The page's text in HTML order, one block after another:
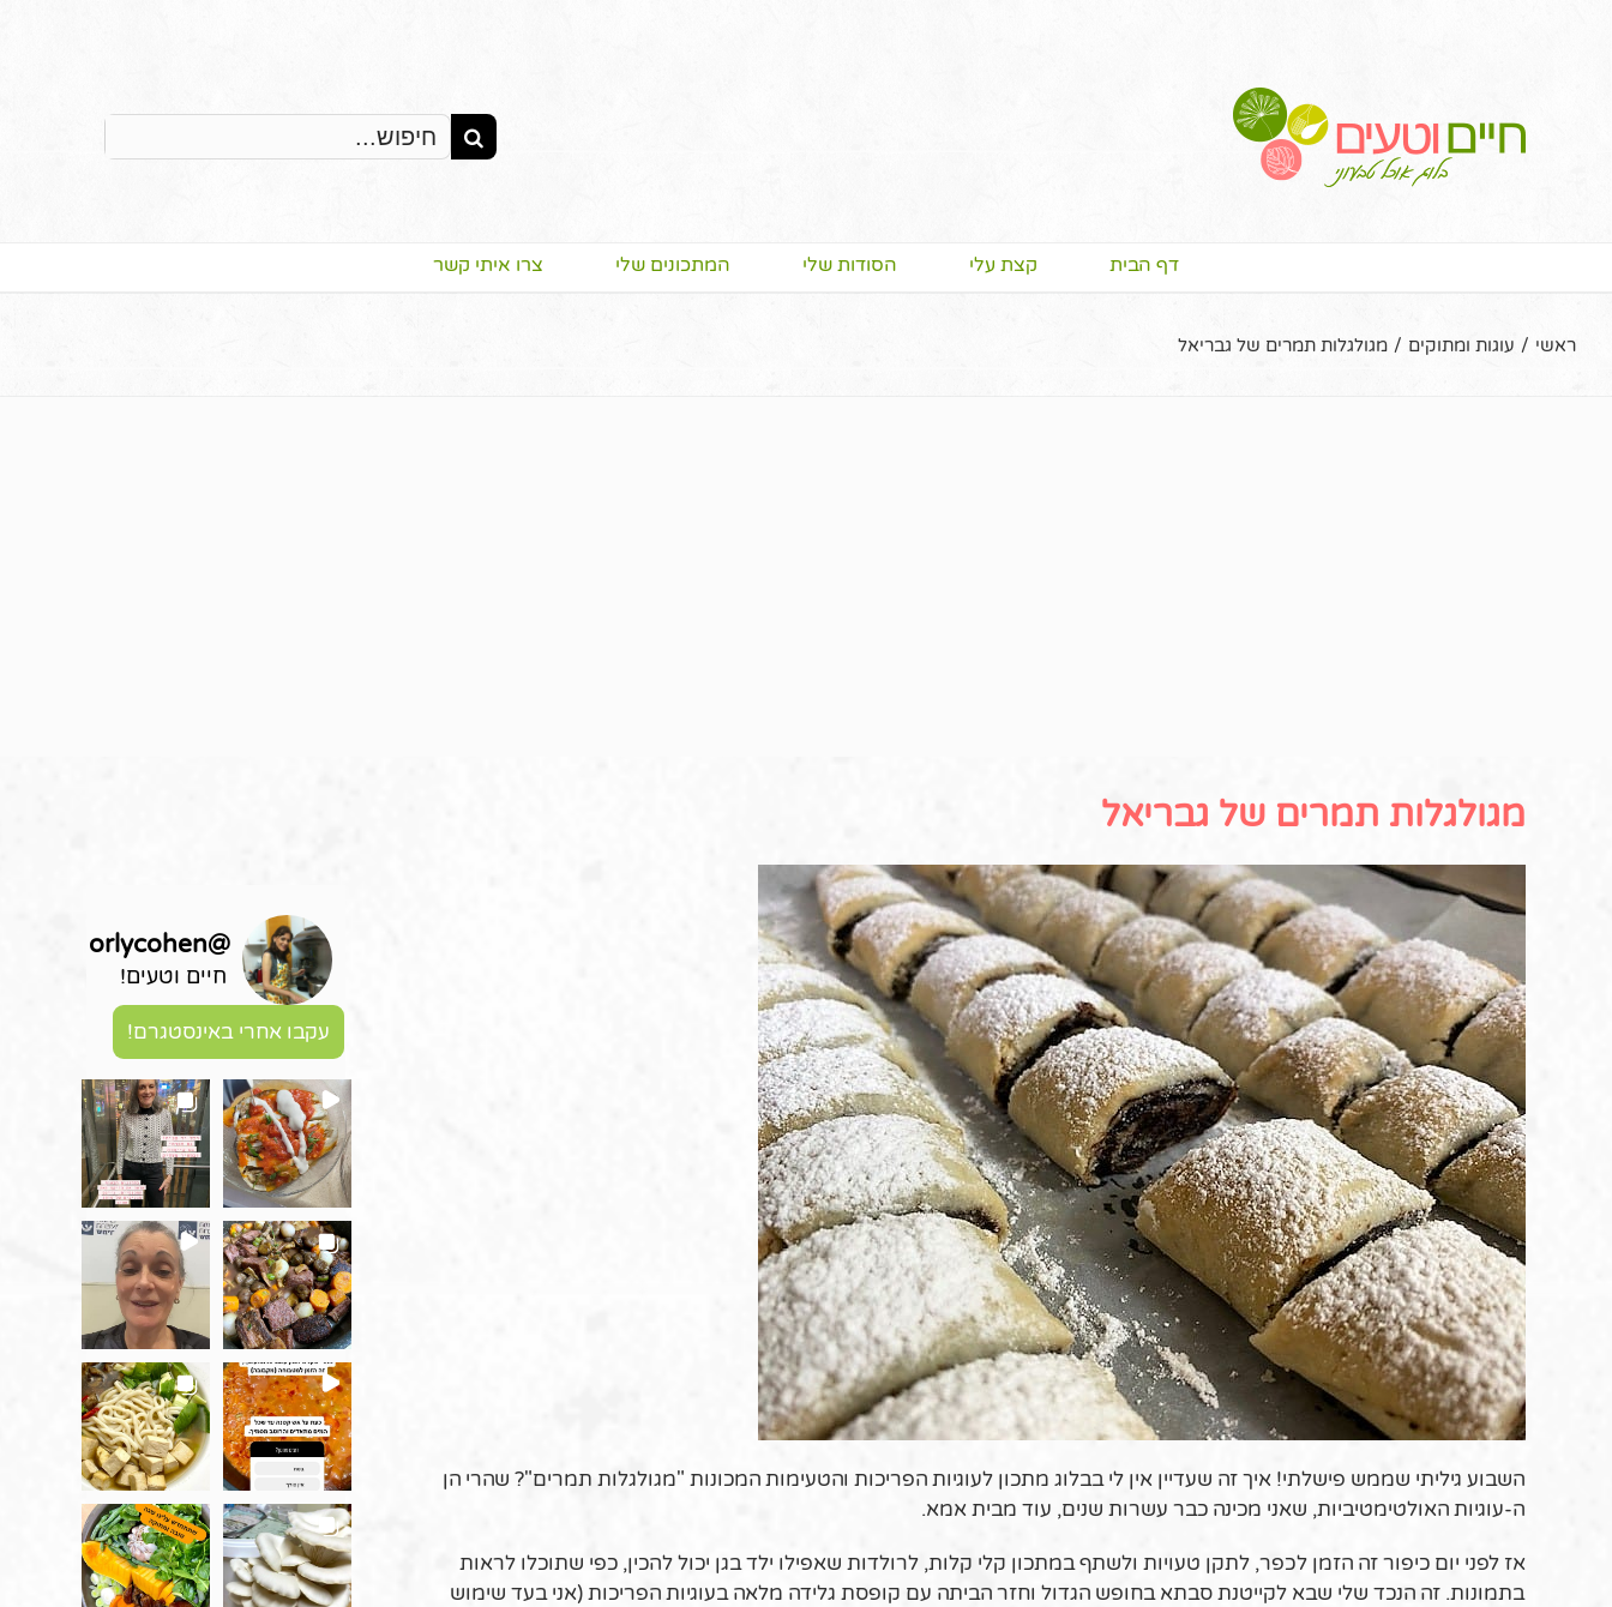
Search
for:
דף הבית קצת עלי הסודות שלי המתכונים שלי צרו איתי קשר
ראשי / עוגות ומתוקים / מגולגלות תמרים של גבריאל
מגולגלות תמרים של גבריאל
השבוע גיליתי שממש פישלתי! איך זה שעדיין אין לי בבלוג מתכון לעוגיות הפריכות והטעימות המכונות "מגולגלות תמרים"? שהרי הן
ה-עוגיות האולטימטיביות, שאני מכינה כבר עשרות שנים, עוד מבית אמא.
אז לפני יום כיפור זה הזמן לכפר, לתקן טעויות ולשתף במתכון קלי קלות, לרולדות שאפילו ילד בגן יכול להכין, כפי שתוכלו לראות
בתמונות. זה הנכד שלי שבא לקייטנת סבתא בחופש הגדול וחזר הביתה עם קופסת גלידה מלאה בעוגיות הפריכות (אני בעד שימוש
@
orlycohen
חיים וטעים!
עקבו אחרי באינסטגרם!